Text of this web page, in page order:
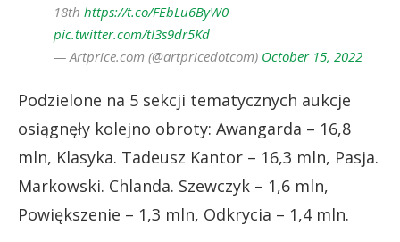
18th https://t.co/FEbLu6ByW0
pic.twitter.com/tI3s9dr5Kd
— Artprice.com (@artpricedotcom) October 15, 2022
Podzielone na 5 sekcji tematycznych aukcje
osiągnęły kolejno obroty: Awangarda – 16,8
mln, Klasyka. Tadeusz Kantor – 16,3 mln, Pasja.
Markowski. Chlanda. Szewczyk – 1,6 mln,
Powiększenie – 1,3 mln, Odkrycia – 1,4 mln.